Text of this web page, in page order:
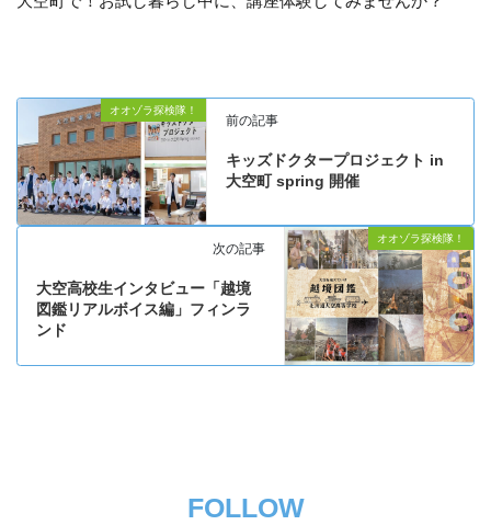
オオゾラ探検隊！
前の記事
キッズドクタープロジェクト in
大空町 spring 開催
オオゾラ探検隊！
次の記事
大空高校生インタビュー「越境
図鑑リアルボイス編」フィンラ
ンド
FOLLOW